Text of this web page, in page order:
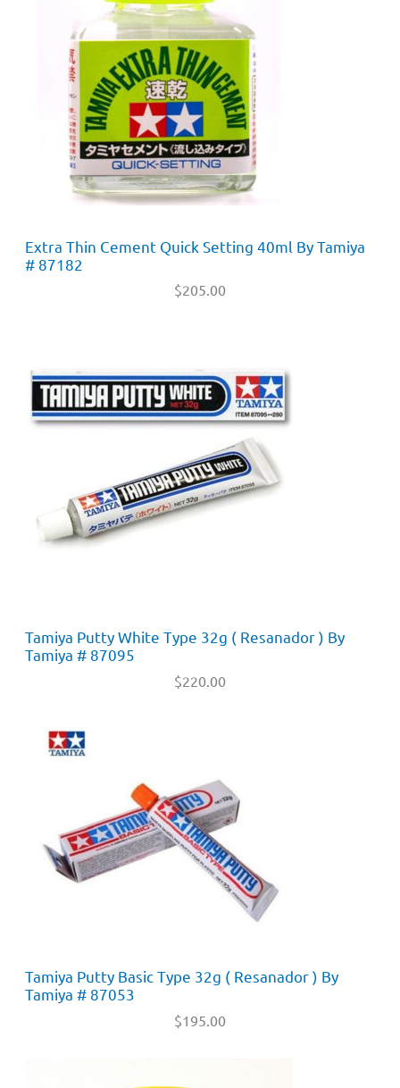
Extra Thin Cement Quick Setting 40ml By Tamiya
# 87182
$205.00
Tamiya Putty White Type 32g ( Resanador ) By
Tamiya # 87095
$220.00
Tamiya Putty Basic Type 32g ( Resanador ) By
Tamiya # 87053
$195.00